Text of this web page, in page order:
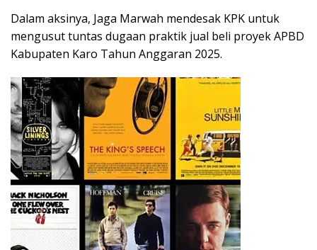
Dalam aksinya, Jaga Marwah mendesak KPK untuk
mengusut tuntas dugaan praktik jual beli proyek APBD
Kabupaten Karo Tahun Anggaran 2025.